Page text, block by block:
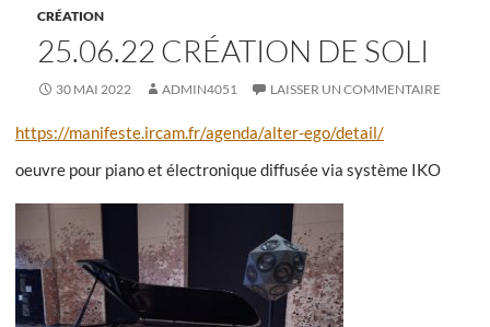
CRÉATION
25.06.22 CRÉATION DE SOLI
30 MAI 2022 ADMIN4051 LAISSER UN COMMENTAIRE
https://manifeste.ircam.fr/agenda/alter-ego/detail/
oeuvre pour piano et électronique diffusée via système IKO